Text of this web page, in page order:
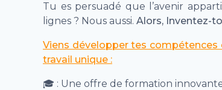
Tu es persuadé que l’avenir
lignes ? Nous aussi. Alors, Inventez-
Viens développer tes
travail unique :
🎓 : Une offre de formation